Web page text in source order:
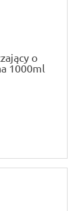
o
1000ml